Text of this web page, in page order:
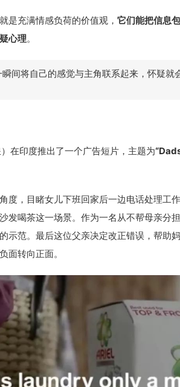
是充满情感负荷的价值观， 它们能把信息
心理。
间将自己的感觉与主角联系起来，怀疑就
在印度推出了一个广告短片，主题为
度，目睹女儿下班回家后一边电话处理工
发喝茶这一场景。作为一名从不帮母亲分
示范。最后这位父亲决定改正错误，帮助
面转向正面。